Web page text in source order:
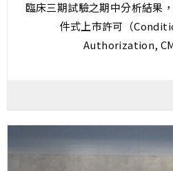
臨床三期試驗之期中分析結果
件式上市許可（
Authorization,